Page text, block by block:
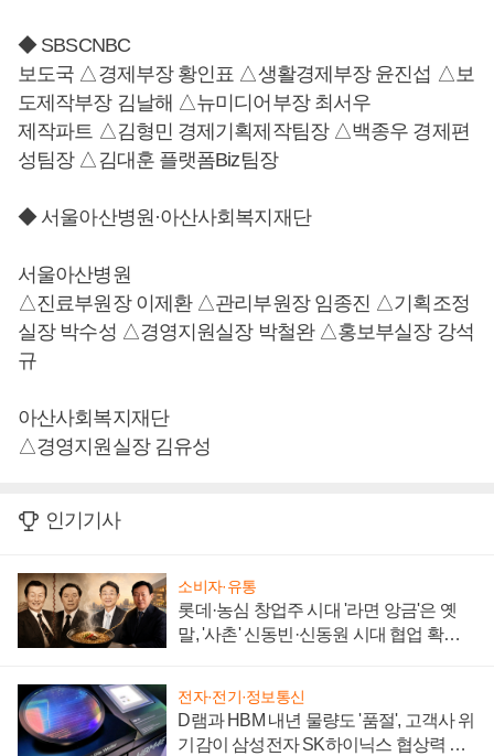
◆ SBSCNBC
보도국 △경제부장 황인표 △생활경제부장 윤진섭 △보
도제작부장 김날해 △뉴미디어부장 최서우
제작파트 △김형민 경제기획제작팀장 △백종우 경제편
성팀장 △김대훈 플랫폼Biz팀장
◆ 서울아산병원·아산사회복지재단
서울아산병원
△진료부원장 이제환 △관리부원장 임종진 △기획조정
실장 박수성 △경영지원실장 박철완 △홍보부실장 강석
규
아산사회복지재단
△경영지원실장 김유성
인기기사
소비자·유통
롯데·농심 창업주 시대 '라면 앙금'은 옛
말, '사촌' 신동빈·신동원 시대 협업 확대
전자·전기·정보통신
D램과 HBM 내년 물량도 '품절', 고객사 위
기감이 삼성전자 SK하이닉스 협상력 더